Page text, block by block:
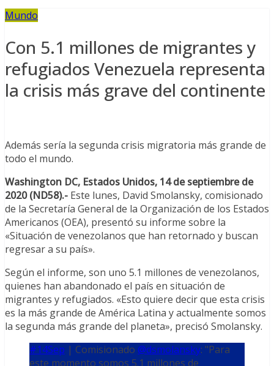
Mundo
Con 5.1 millones de migrantes y
refugiados Venezuela representa
la crisis más grave del continente
Además sería la segunda crisis migratoria más grande de
todo el mundo.
Washington DC, Estados Unidos, 14 de septiembre de
2020 (ND58).- Este lunes, David Smolansky, comisionado
de la Secretaría General de la Organización de los Estados
Americanos (OEA), presentó su informe sobre la
«Situación de venezolanos que han retornado y buscan
regresar a su país».
Según el informe, son uno 5.1 millones de venezolanos,
quienes han abandonado el país en situación de
migrantes y refugiados. «Esto quiere decir que esta crisis
es la más grande de América Latina y actualmente somos
la segunda más grande del planeta», precisó Smolansky.
#14Sep | Comisionado @dsmolansky: "Para
este momento somos 5.1 millones de